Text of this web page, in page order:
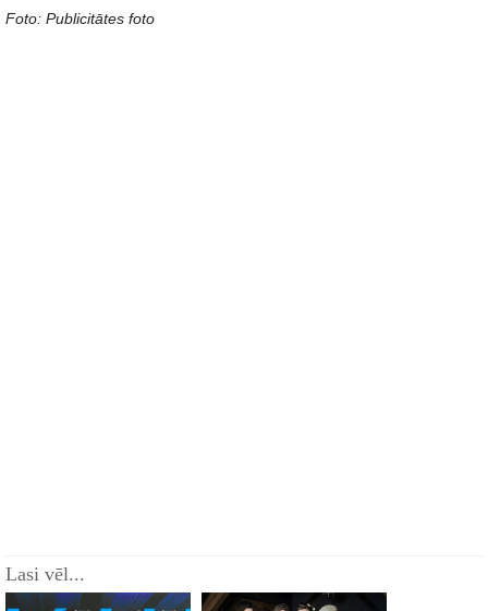
Foto: Publicitātes foto
Lasi vēl...